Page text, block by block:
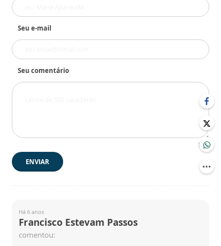
Seu e-mail
Seu comentário
500
ENVIAR
Há 6 anos
Francisco Estevam Passos
comentou: